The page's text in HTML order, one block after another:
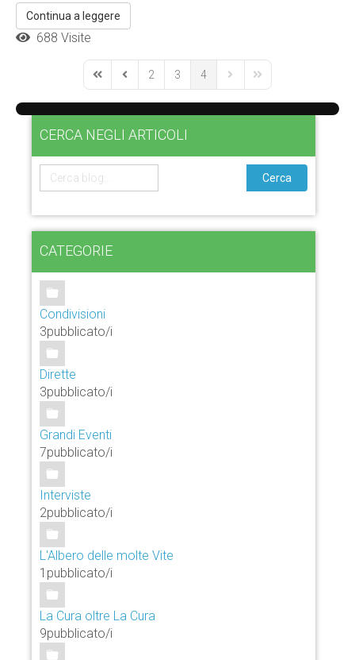
Continua a leggere
688 Visite
First PagePrevious Page
2 3 4
Next PageLast Page
CERCA NEGLI ARTICOLI
Cerca
CATEGORIE
Condivisioni
3pubblicato/i
Dirette
3pubblicato/i
Grandi Eventi
7pubblicato/i
Interviste
2pubblicato/i
L'Albero delle molte Vite
1pubblicato/i
La Cura oltre La Cura
9pubblicato/i